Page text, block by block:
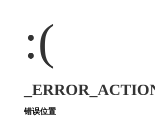
:(
错误位置